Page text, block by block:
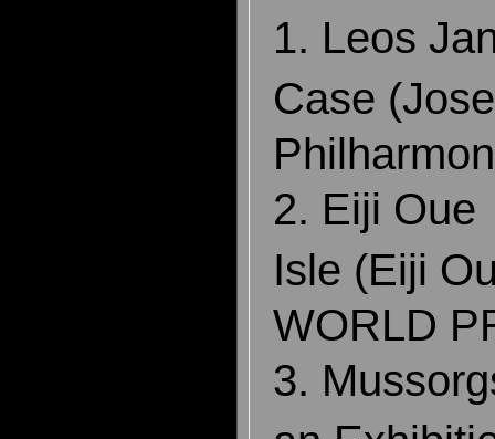
1. Leos
Case
2. Eiji Oue
Isle (Eiji
WORLD
3.